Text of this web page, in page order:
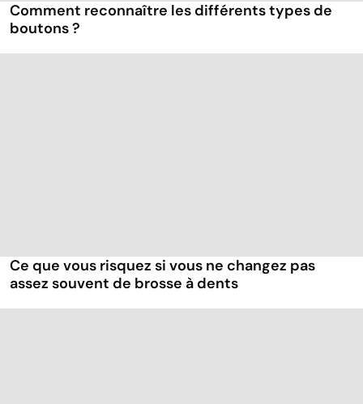
Comment reconnaître les différents types de
boutons ?
Ce que vous risquez si vous ne changez pas
assez souvent de brosse à dents